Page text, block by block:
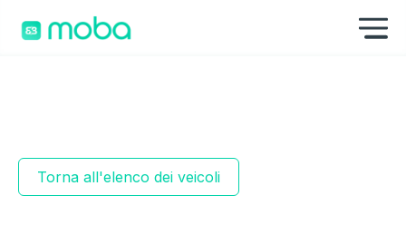
Torna all'elenco dei veicoli